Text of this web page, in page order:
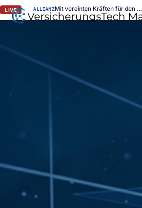
LIVE ALLIANZ Mit vereinten Kräften für den Straßenerhalt / Allianz für #BESSERESTRASSEN ge...